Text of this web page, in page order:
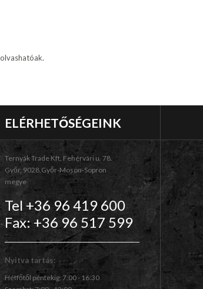
ELÉRHETŐSÉGEINK
Ternyák Trade Kft, Fehérvári u. 78.
Győr, 9028,Győr-Moson-Sopron
megye
Tel +36 96 419 600
Fax: +36 96 517 599
Nyitva tartás:
Hétfőtől péntekig: 7:00 - 16:30